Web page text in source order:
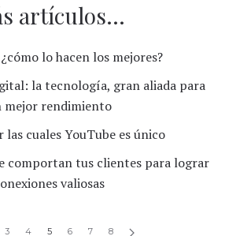
artículos...
lo hacen los mejores?
la tecnología, gran aliada para
mejor rendimiento
las cuales YouTube es único
comportan tus clientes para lograr
valiosas
3 4 5 6 7 8